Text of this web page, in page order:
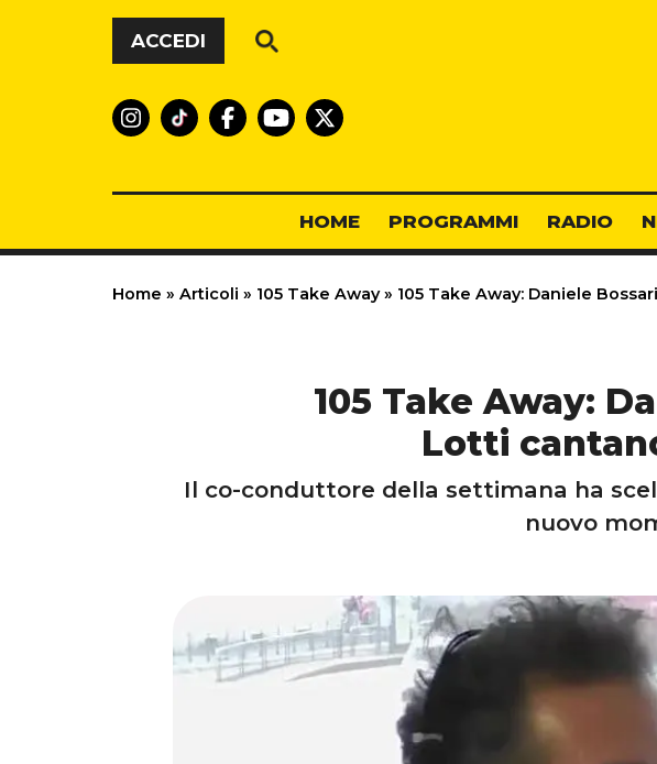
Vai al contenuto
ACCEDI
HOME PROGRAMMI RADIO
Home » Articoli » 105 Take Away » 105 Take Away: Daniele
105 Take Away:
Lotti
Il co-conduttore della settimana ha
nuovo